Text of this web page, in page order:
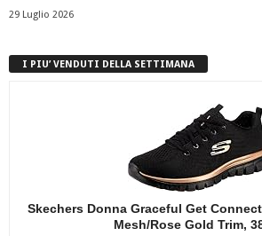
29 Luglio 2026
I PIU’ VENDUTI DELLA SETTIMANA
Skechers Donna Graceful Get
Mesh/Rose Gold Trim,